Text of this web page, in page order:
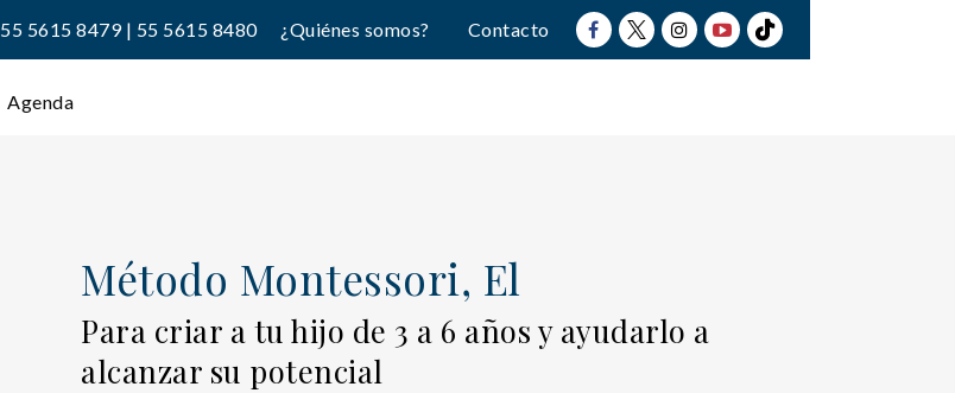
55 5615 8479 | 55 5615 8480 ¿Quiénes somos? Contacto
Agenda
Método Montessori, El
Para criar a tu hijo de 3 a 6 años y ayudarlo a
alcanzar su potencial